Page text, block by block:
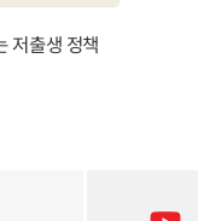
저출생 정책